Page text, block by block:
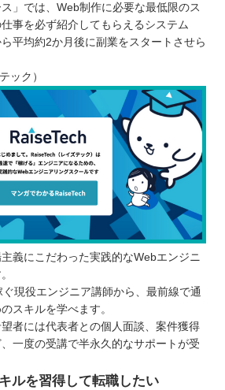
ス」では、Web制作に必要な最低限のス
事を必ず紹介してもらえるシステム
平均約2か月後に副業をスタートさせら
ック）
義にこだわった実践的なWebエンジニ
現役エンジニア講師から、最前線で通
スキルを学べます。
者には代表者との個人面談、案件獲得
一度の受講で半永久的なサポートが受
ルを習得して転職したい